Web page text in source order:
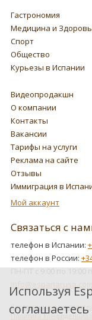
Гастрономия
Медицина и
Спорт
Общество
Курьезы в Испании
Видеопродакшн
О компании
Контакты
Вакансии
Тарифы на услуги
Реклама на сайте
Отзывы
Иммиграция в
Мой аккаунт
Связаться с
телефон в Испании:
телефон в России:
ПН-ПТ с 9:00 по 19:00
info@espanarusa.com
Соглашение
Политика
Используя
соглашаетесь